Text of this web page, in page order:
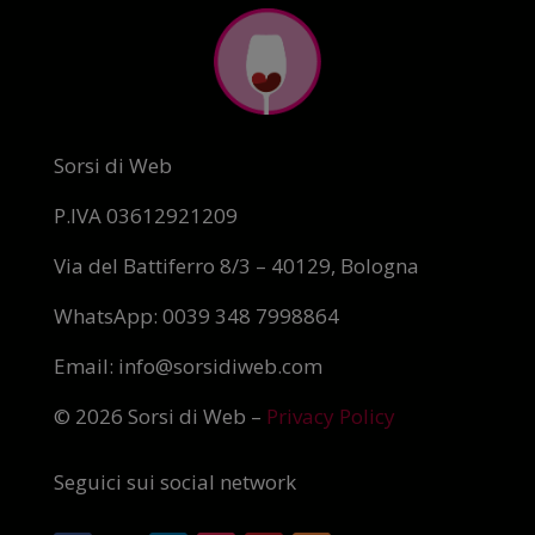
Sorsi di Web
P.IVA 03612921209
Via del Battiferro 8/3 – 40129, Bologna
WhatsApp: 0039 348 7998864
Email: info@sorsidiweb.com
© 2026 Sorsi di Web – Privacy Policy
Seguici sui social network